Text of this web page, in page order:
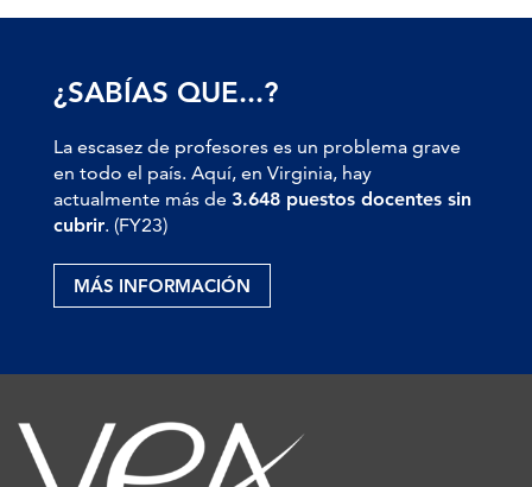
¿SABÍAS QUE...?
La escasez de profesores es un problema grave
en todo el país. Aquí, en Virginia, hay
actualmente más de 3.648 puestos docentes sin
cubrir. (FY23)
MÁS INFORMACIÓN